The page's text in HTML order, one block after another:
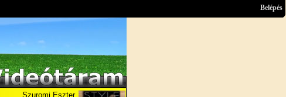
Belépés
Szuromi Eszter